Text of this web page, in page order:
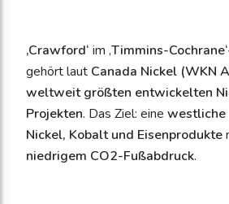
‚Crawford‘ im ‚Timmins-
gehört laut Canada Nickel (WKN
weltweit größten entwickelten
Projekten. Das Ziel: eine
Nickel, Kobalt und Eisenprodukte
niedrigem CO2-Fußabdruck.